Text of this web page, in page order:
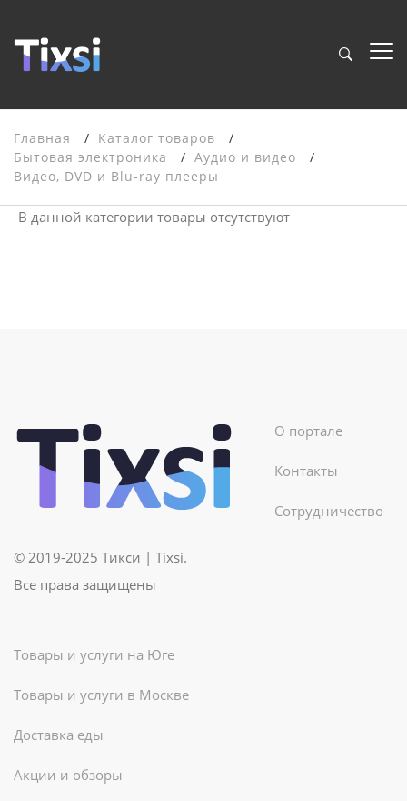
Главная
Каталог товаров
Бытовая электроника
Аудио и видео
Видео, DVD и Blu-ray плееры
В данной категории товары отсутствуют
© 2019-2025 Тикси | Tixsi.
Все права защищены
О портале
Контакты
Сотрудничество
Товары и услуги на Юге
Товары и услуги в Москве
Доставка еды
Акции и обзоры